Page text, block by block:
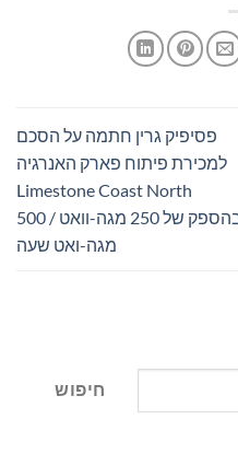
פסיפיק גרין חתמה על הסכם
למכירת פיתוח פארק האנרגיה
Limestone Coast North
בהספק של 250 מגה-וואט / 500
מגה-ואט שעה
חיפוש